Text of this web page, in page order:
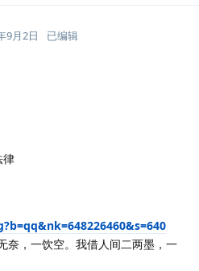
9月2日 已编辑
律
奈，一饮空。我借人间二两墨，一